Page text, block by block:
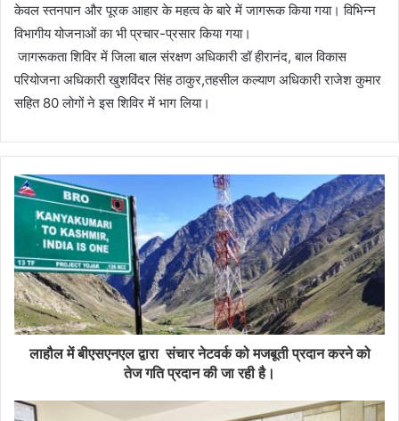
केवल स्तनपान और पूरक आहार के महत्व के बारे में जागरूक किया गया। विभिन्न
विभागीय योजनाओं का भी प्रचार-प्रसार किया गया।
जागरूकता शिविर में जिला बाल संरक्षण अधिकारी डॉ हीरानंद, बाल विकास
परियोजना अधिकारी खुशविंदर सिंह ठाकुर,तहसील कल्याण अधिकारी राजेश कुमार
सहित 80 लोगों ने इस शिविर में भाग लिया।
लाहौल में बीएसएनएल द्वारा संचार नेटवर्क को मजबूती प्रदान करने को
तेज गति प्रदान की जा रही है।